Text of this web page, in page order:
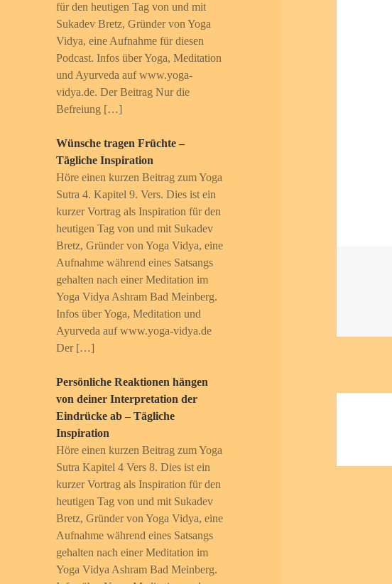
für den heutigen Tag von und mit
Sukadev Bretz, Gründer von Yoga
Vidya, eine Aufnahme für diesen
Podcast. Infos über Yoga, Meditation
und Ayurveda auf www.yoga-
vidya.de. Der Beitrag Nur die
Befreiung […]
Wünsche tragen Früchte –
Tägliche Inspiration
Höre einen kurzen Beitrag zum Yoga
Sutra 4. Kapitel 9. Vers. Dies ist ein
kurzer Vortrag als Inspiration für den
heutigen Tag von und mit Sukadev
Bretz, Gründer von Yoga Vidya, eine
Aufnahme während eines Satsangs
gehalten nach einer Meditation im
Yoga Vidya Ashram Bad Meinberg.
Infos über Yoga, Meditation und
Ayurveda auf www.yoga-vidya.de
Der […]
Persönliche Reaktionen hängen
von deiner Interpretation der
Eindrücke ab – Tägliche
Inspiration
Höre einen kurzen Beitrag zum Yoga
Sutra Kapitel 4 Vers 8. Dies ist ein
kurzer Vortrag als Inspiration für den
heutigen Tag von und mit Sukadev
Bretz, Gründer von Yoga Vidya, eine
Aufnahme während eines Satsangs
gehalten nach einer Meditation im
Yoga Vidya Ashram Bad Meinberg.